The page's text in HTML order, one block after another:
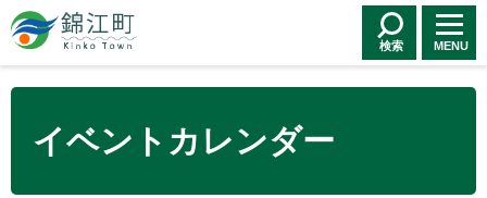
錦江町 Kinko
Town
検索 MENU
イベントカレンダー